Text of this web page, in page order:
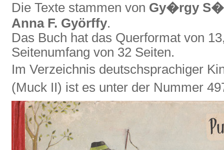
Die Texte stammen von Gy�rgy
Anna F. Györffy.
Das Buch hat das Querformat von
Seitenumfang von 32 Seiten.
Im Verzeichnis deutschsprachiger
(Muck II) ist es unter der Nummer